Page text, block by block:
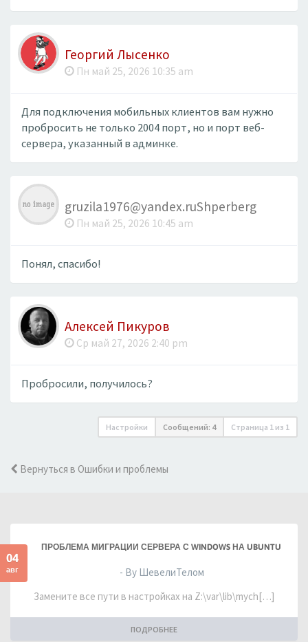
Георгий Лысенко
Пн май 25, 2026 10:35 am
Для подключения мобильных клиентов вам нужно
пробросить не только 2004 порт, но и порт веб-
сервера, указанный в админке.
gruzila1976@yandex.ruShperberg
Пн май 25, 2026 10:45 am
Понял, спасибо!
Алексей Пикуров
Ср май 27, 2026 2:40 pm
Пробросили, получилось?
Настройки Сообщений: 4 Страница 1 из 1
Вернуться в Ошибки и проблемы
04
авг
ПРОБЛЕМА МИГРАЦИИ СЕРВЕРА С WINDOWS НА UBUNTU
- By ШевелиТелом
Замените все пути в настройках на Z:\var\lib\mych[…]
ПОДРОБНЕЕ